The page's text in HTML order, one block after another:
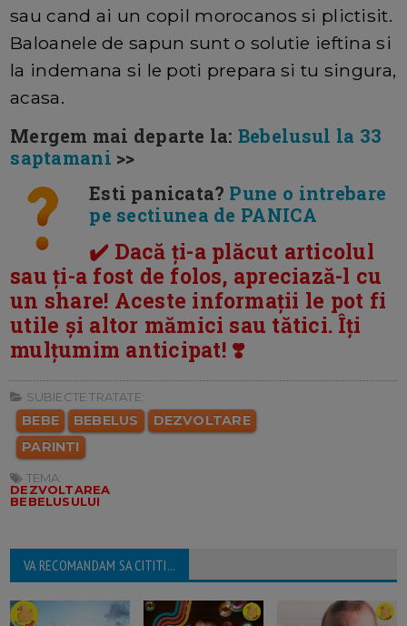
sau cand ai un copil morocanos si plictisit.
Baloanele de sapun sunt o solutie ieftina si
la indemana si le poti prepara si tu singura,
acasa.
Mergem mai departe la: Bebelusul la 33
saptamani >>
Esti panicata? Pune o intrebare
pe sectiunea de PANICA
✔️ Dacă ți-a plăcut articolul
sau ți-a fost de folos, apreciază-l cu
un share! Aceste informații le pot fi
utile și altor mămici sau tătici. Îți
mulțumim anticipat! ❣️
SUBIECTE TRATATE:
BEBE BEBELUS
DEZVOLTARE
PARINTI
TEMA:
DEZVOLTAREA
BEBELUSULUI
VA RECOMANDAM SA CITITI...